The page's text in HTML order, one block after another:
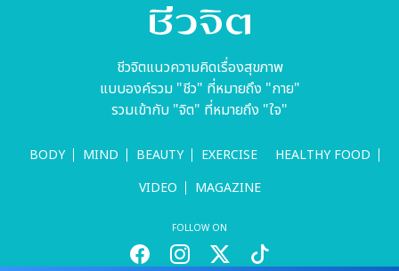
ชีวจิตแนวความคิดเรื่องสุขภาพ
แบบองค์รวม "ชีว" ที่หมายถึง "กาย"
รวมเข้ากับ "จิต" ที่หมายถึง "ใจ"
BODY MIND BEAUTY EXERCISE
HEALTHY FOOD
VIDEO
MAGAZINE
FOLLOW ON